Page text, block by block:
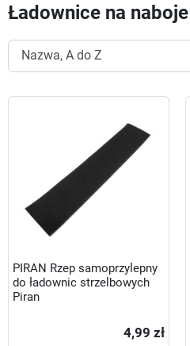
Ładownice na naboje
PIRAN Rzep samoprzylepny
do ładownic strzelbowych
Piran
4,99 zł